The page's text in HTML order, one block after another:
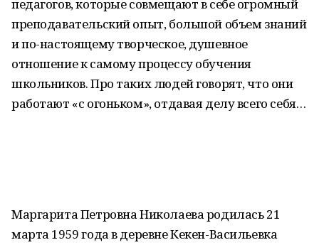
педагогов, которые совмещают в себе огромный
преподавательский опыт, большой объем знаний
и по-настоящему творческое, душевное
отношение к самому процессу обучения
школьников. Про таких людей говорят, что они
работают «с огоньком», отдавая делу всего себя…
Маргарита Петровна Николаева родилась 21
марта 1959 года в деревне Кекен-Васильевка